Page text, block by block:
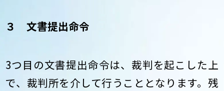
３ 文書提出命令
3つ目の文書提出命令は、裁判を起こした上
で、裁判所を介して行うこととなります。残